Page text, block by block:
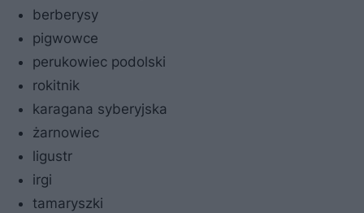
berberysy
pigwowce
perukowiec podolski
rokitnik
karagana syberyjska
żarnowiec
ligustr
irgi
tamaryszki